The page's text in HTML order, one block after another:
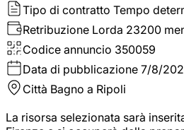
Tipo di contratto Tempo
Retribuzione Lorda 23200
Codice annuncio 350059
Data di pubblicazione 7/8/
Città Bagno a Ripoli
La risorsa selezionata sarà